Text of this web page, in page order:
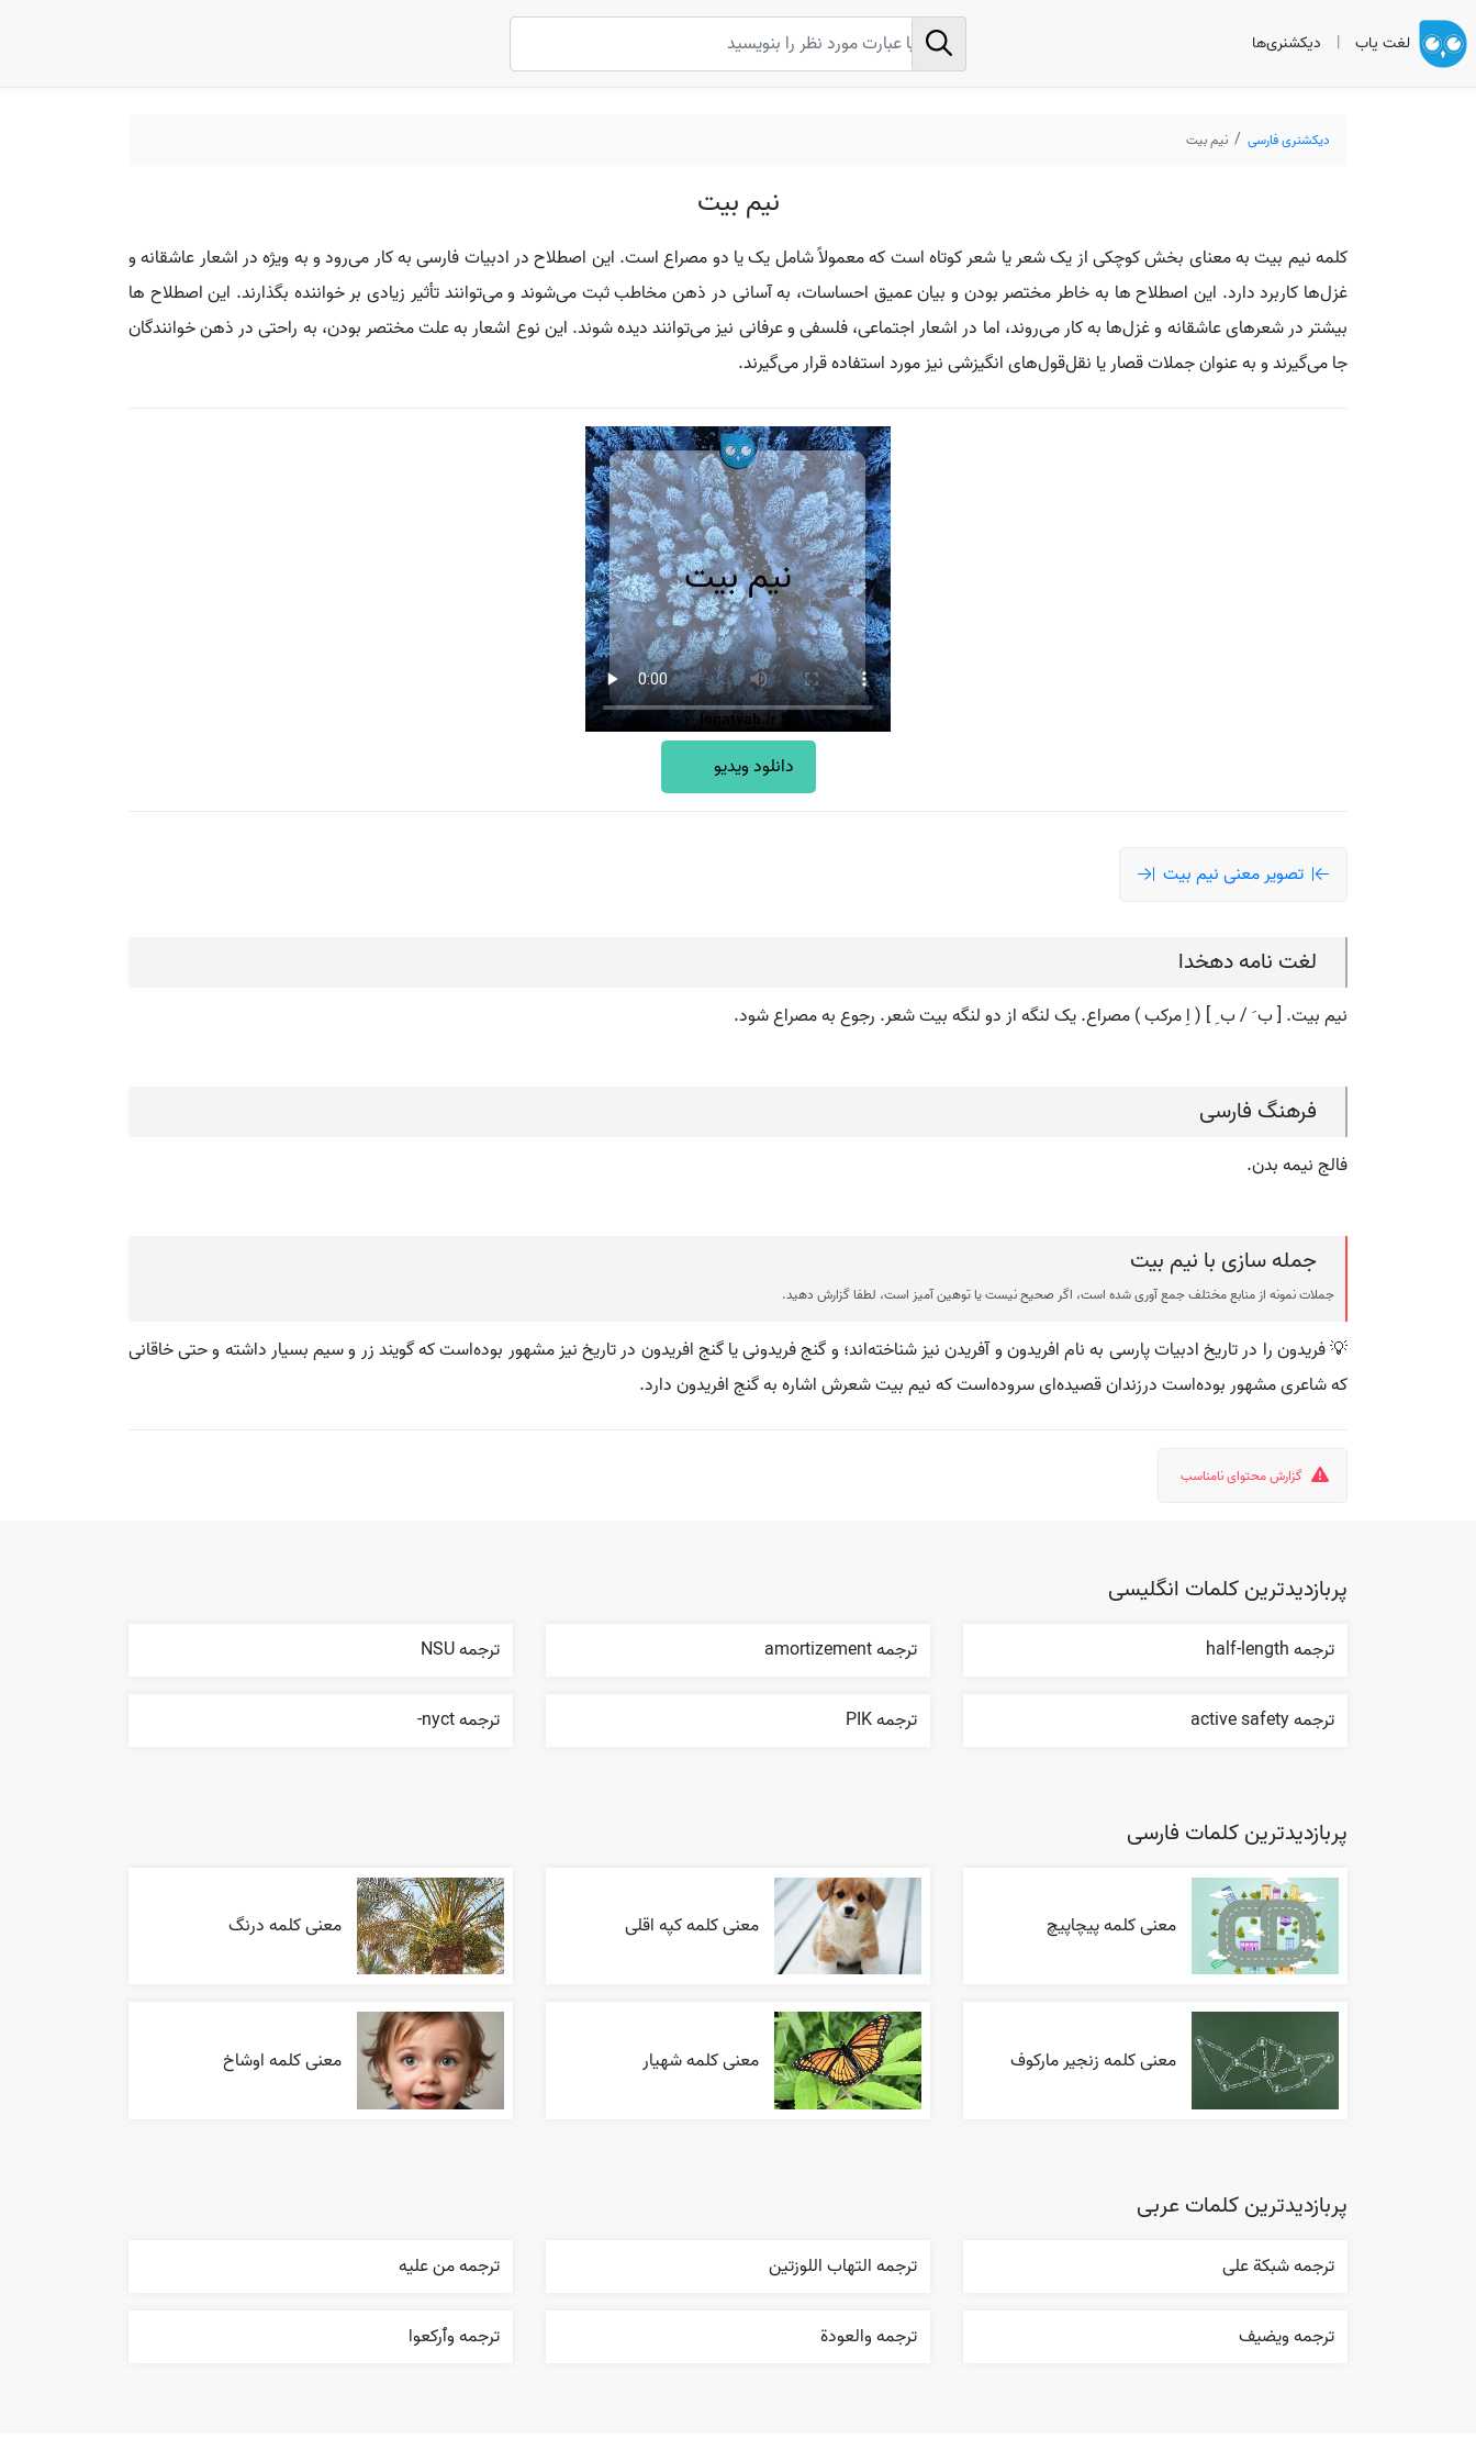
لغت یاب | دیکشنری‌ها
دیکشنری فارسی نیم بیت
نیم بیت
کلمه نیم بیت به معنای بخش کوچکی از یک شعر یا شعر کوتاه است که معمولاً شامل یک یا دو مصراع است. این اصطلاح در ادبیات فارسی به کار می‌رود و به ویژه در اشعار عاشقانه و
غزل‌ها کاربرد دارد. این اصطلاح ها به خاطر مختصر بودن و بیان عمیق احساسات، به آسانی در ذهن مخاطب ثبت می‌شوند و می‌توانند تأثیر زیادی بر خواننده بگذارند. این اصطلاح ها
بیشتر در شعرهای عاشقانه و غزل‌ها به کار می‌روند، اما در اشعار اجتماعی، فلسفی و عرفانی نیز می‌توانند دیده شوند. این نوع اشعار به علت مختصر بودن، به راحتی در ذهن خوانندگان
جا می‌گیرند و به عنوان جملات قصار یا نقل‌قول‌های انگیزشی نیز مورد استفاده قرار می‌گیرند.
دانلود ویدیو
تصویر معنی نیم بیت
لغت نامه دهخدا
نیم بیت. [ ب َ / ب ِ ] ( اِ مرکب ) مصراع. یک لنگه از دو لنگه بیت شعر. رجوع به مصراع شود.
فرهنگ فارسی
فالج نیمه بدن.
جمله سازی با نیم بیت
جملات نمونه از منابع مختلف جمع آوری شده است، اگر صحیح نیست یا توهین آمیز است، لطفا گزارش دهید.
💡 فریدون را در تاریخ ادبیات پارسی به نام افریدون و آفریدن نیز شناخته‌اند؛ و گنج فریدونی یا گنج افریدون در تاریخ نیز مشهور بوده‌است که گویند زر و سیم بسیار داشته و حتی خاقانی
که شاعری مشهور بوده‌است درزندان قصیده‌ای سروده‌است که نیم بیت شعرش اشاره به گنج افریدون دارد.
گزارش محتوای نامناسب
پربازدیدترین کلمات انگلیسی
ترجمه half-length ترجمه amortizement ترجمه NSU
ترجمه active safety ترجمه PIK ترجمه nyct-
پربازدیدترین کلمات فارسی
معنی کلمه پیچاپیچ معنی کلمه کپه اقلی معنی کلمه درنگ
معنی کلمه زنجیر مارکوف معنی کلمه شهیار معنی کلمه اوشاخ
پربازدیدترین کلمات عربی
ترجمه شبکة علی ترجمه التهاب اللوزتين ترجمه من عليه
ترجمه ويضيف ترجمه والعودة ترجمه وٱرکعوا